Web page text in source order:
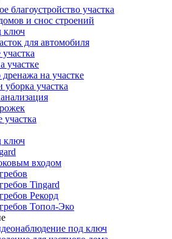
благоустройство участка
и снос строений
ключ
для автомобиля
участке
дренажа на участке
уборка участка
участка
ключ
входом
Tingard
Рекорд
Топол-Эко
под ключ